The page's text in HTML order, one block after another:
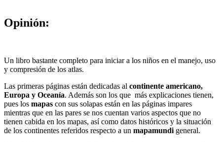
Opinión:
Un libro bastante completo para iniciar a los niños en el manejo, uso
y compresión de los atlas.
Las primeras páginas están dedicadas al continente americano,
Europa y Oceanía. Además son los que más explicaciones tienen,
pues los mapas con sus solapas están en las páginas impares
mientras que en las pares se nos cuentan varios aspectos que no
tienen cabida en los mapas, así como datos históricos y la situación
de los continentes referidos respecto a un mapamundi general.